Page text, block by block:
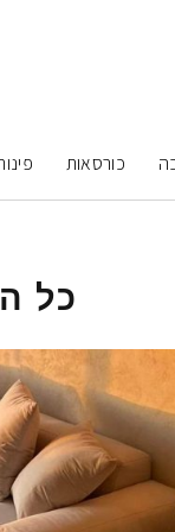
כורסאות
כל